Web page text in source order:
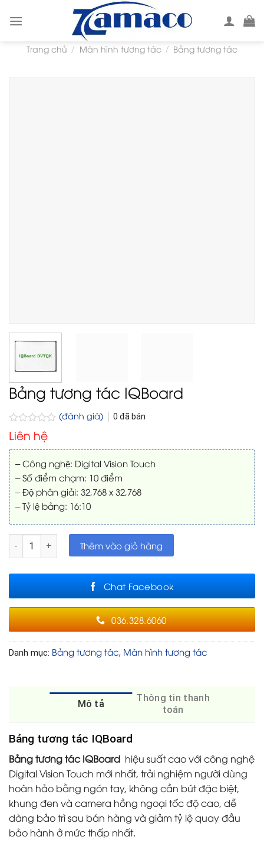
Trang chủ / Màn hình tương tác / Bảng tương tác
Bảng tương tác IQBoard
Được
xếp
hạng
0
5
sao
(đánh giá) 0 đã bán
Liên hệ
– Công nghệ: Digital Vision Touch
– Số điểm chạm: 10 điểm
– Độ phân giải: 32,768 x 32,768
– Tỷ lệ bảng: 16:10
Bảng tương tác IQBoard số lượng
Thêm vào giỏ hàng
Chat Facebook
036.328.6060
Danh mục: Bảng tương tác, Màn hình tương tác
Mô tả
Thông tin thanh
toán
Bảng tương tác IQBoard
Bảng tương tác IQBoard hiệu suất cao với công nghệ
Digital Vision Touch mới nhất, trải nghiệm người dùng
hoàn hảo bằng ngón tay, không cần bút đặc biệt,
khung đen và camera hồng ngoại tốc độ cao, dễ
dàng bảo trì sau bán hàng và giảm tỷ lệ quay đầu
bảo hành ở mức thấp nhất.